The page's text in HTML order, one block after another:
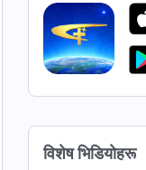
विशेष भिडियोहरू